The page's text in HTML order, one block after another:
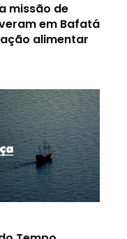
missão de
em Bafatá
alimentar